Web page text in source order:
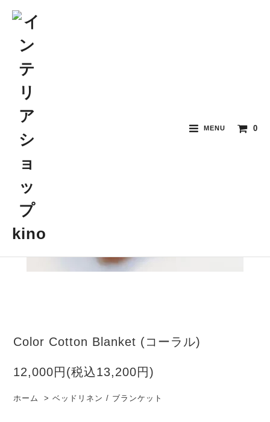
MENU 0
Color Cotton Blanket (コーラル)
12,000円(税込13,200円)
ホーム >ベッドリネン / ブランケット